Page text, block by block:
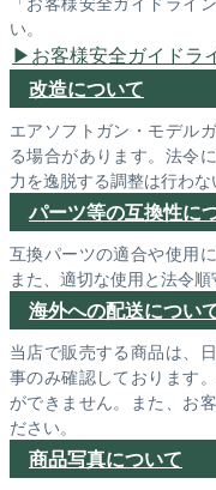
い。
お客様安全ガイドラ
改造について
エアソフトガン・モデル
る場合があります。法令
力を逸脱する調整は行わな
パーツ等の互換性に
互換パーツの適合や使用
また、適切な使用と法令順
海外への配送につい
当店で販売する商品は、
事のみ確認しております
ができません。また、お
ださい。
商品写真について